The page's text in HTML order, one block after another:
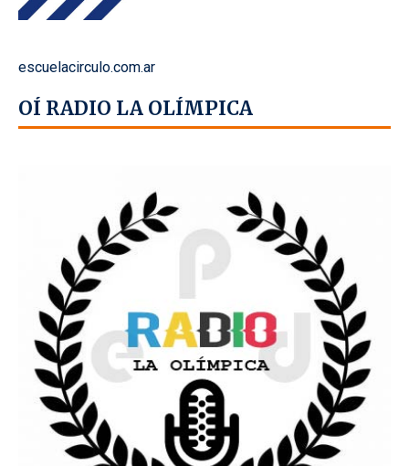
escuelacirculo.com.ar
OÍ RADIO LA OLÍMPICA